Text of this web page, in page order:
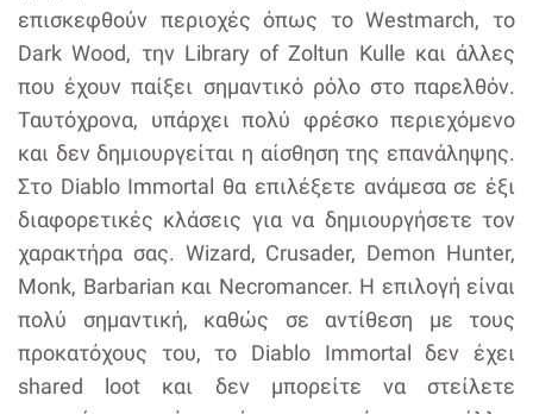
επισκεφθούν περιοχές όπως το Westmarch, το
Dark Wood, την Library of Zoltun Kulle και άλλες
που έχουν παίξει σημαντικό ρόλο στο παρελθόν.
Ταυτόχρονα, υπάρχει πολύ φρέσκο περιεχόμενο
και δεν δημιουργείται η αίσθηση της επανάληψης.
Στο Diablo Immortal θα επιλέξετε ανάμεσα σε έξι
διαφορετικές κλάσεις για να δημιουργήσετε τον
χαρακτήρα σας. Wizard, Crusader, Demon Hunter,
Monk, Barbarian και Necromancer. Η επιλογή είναι
πολύ σημαντική, καθώς σε αντίθεση με τους
προκατόχους του, το Diablo Immortal δεν έχει
shared loot και δεν μπορείτε να στείλετε